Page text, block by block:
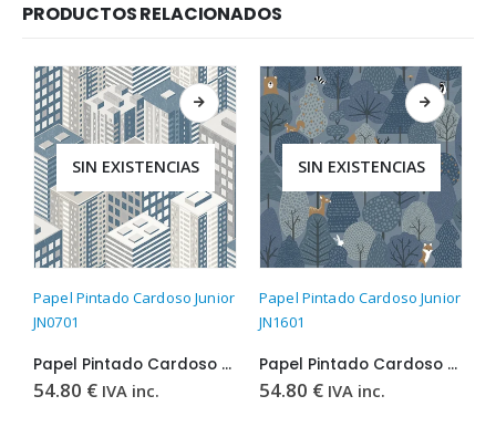
PRODUCTOS RELACIONADOS
SIN EXISTENCIAS
Papel Pintado Cardoso Junior
JN0701
Papel Pintado Cardoso Junior JN0701
54.80 € IVA inc.
SIN EXISTENCIAS
Papel Pintado Cardoso Junior
JN1601
Papel Pintado Cardoso Junior JN1601
54.80 € IVA inc.